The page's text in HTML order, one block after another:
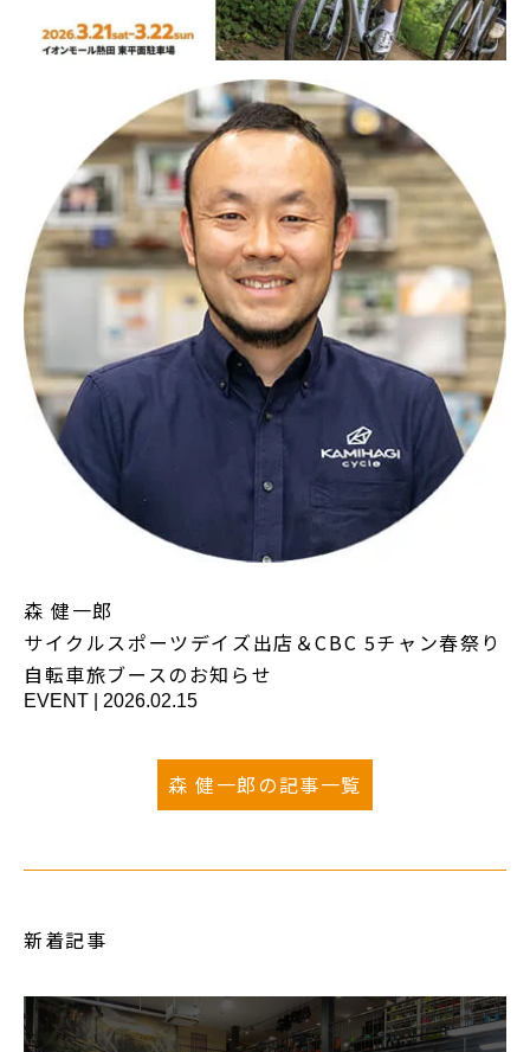
森 健一郎
サイクルスポーツデイズ出店＆CBC 5チャン春祭り
自転車旅ブースのお知らせ
EVENT 2026.02.15
森 健一郎の記事一覧
新着記事